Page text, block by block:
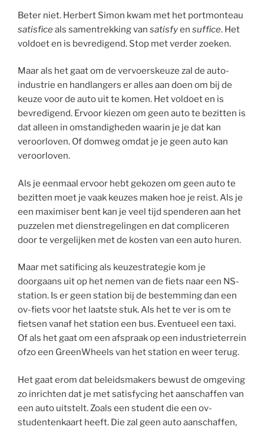
Beter niet. Herbert Simon kwam met het portmonteau
satisficeals samentrekking van satisfyen suffice. Het
voldoet en is bevredigend. Stop met verder zoeken.
Maar als het gaat om de vervoerskeuze zal de auto-
industrie en handlangers er alles aan doen om bij de
keuze voor de auto uit te komen. Het voldoet en is
bevredigend. Ervoor kiezen om geen auto te bezitten is
dat alleen in omstandigheden waarin je je dat kan
veroorloven. Of domweg omdat je je geen auto kan
veroorloven.
Als je eenmaal ervoor hebt gekozen om geen auto te
bezitten moet je vaak keuzes maken hoe je reist. Als je
een maximiser bent kan je veel tijd spenderen aan het
puzzelen met dienstregelingen en dat compliceren
door te vergelijken met de kosten van een auto huren.
Maar met satificing als keuzestrategie kom je
doorgaans uit op het nemen van de fiets naar een NS-
station. Is er geen station bij de bestemming dan een
ov-fiets voor het laatste stuk. Als het te ver is om te
fietsen vanaf het station een bus. Eventueel een taxi.
Of als het gaat om een afspraak op een industrieterrein
ofzo een GreenWheels van het station en weer terug.
Het gaat erom dat beleidsmakers bewust de omgeving
zo inrichten dat je met satisfycing het aanschaffen van
een auto uitstelt. Zoals een student die een ov-
studentenkaart heeft. Die zal geen auto aanschaffen,